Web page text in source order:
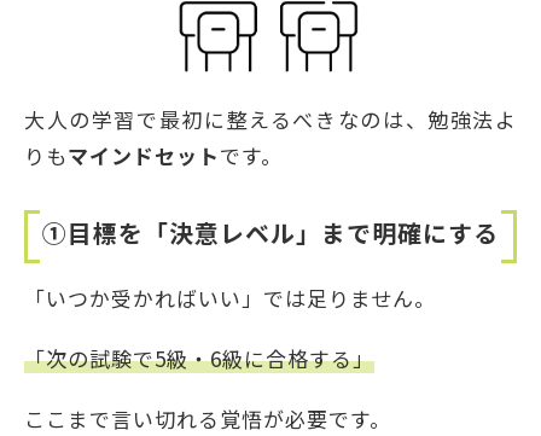
大人の学習で最初に整えるべきなのは、勉強法よ
りもマインドセットです。
①目標を「決意レベル」まで明確にする
「いつか受かればいい」では足りません。
「次の試験で5級・6級に合格する」
ここまで言い切れる覚悟が必要です。